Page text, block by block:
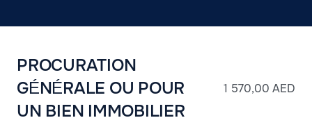
PROCURATION
GÉNÉRALE OU POUR
UN BIEN IMMOBILIER
1 570,00 AED